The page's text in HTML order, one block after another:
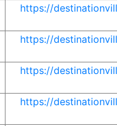
https://
https://
https://
https://